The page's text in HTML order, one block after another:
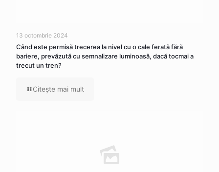
13 octombrie 2024
Când este permisă trecerea la nivel cu o cale ferată fără
bariere, prevăzută cu semnalizare luminoasă, dacă tocmai a
trecut un tren?
Citeşte mai mult